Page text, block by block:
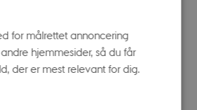
Museerne genåbner, og
Ørsted på ny - skønheden i
Museerne fejrer Earth Day, bl.a.
skoleklasser ”Hack din have.”
for målrettet annoncering
hjemmesider, så du får
der er mest relevant for dig.